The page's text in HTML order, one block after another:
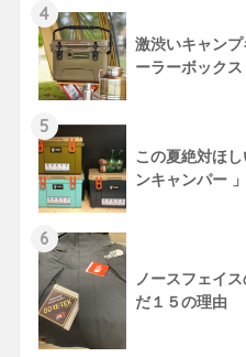
4
激渋いキャン
ーラーボックス
5
この夏絶対ほ
ンキャンパー
6
ノースフェイ
だ１５の理由